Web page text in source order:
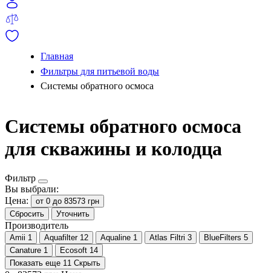
Главная
Фильтры для питьевой воды
Системы обратного осмоса
Системы обратного осмоса
для скважины и колодца
Фильтр
Вы выбрали:
Цена:
от 0 до 83573 грн
Сбросить
Уточнить
Производитель
Amii 1 Aquafilter 12 Aqualine 1 Atlas Filtri 3 BlueFilters 5
Canature 1 Ecosoft 14
Показать еще 11 Скрыть